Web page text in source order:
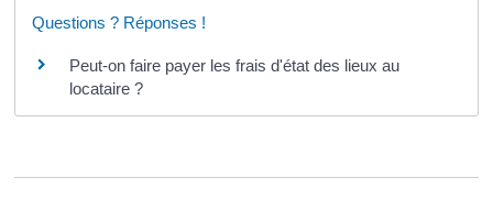
Questions ? Réponses !
Peut-on faire payer les frais d'état des lieux au
locataire ?